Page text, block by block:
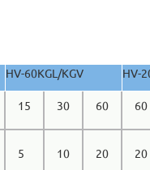
HV-60KGL/KGV HV-
15 30 60 60
5 10 20 20